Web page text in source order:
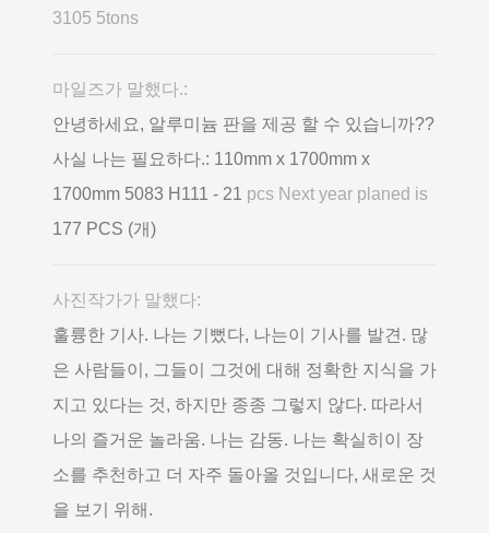
3105 5tons
마일즈가 말했다.:
안녕하세요, 알루미늄 판을 제공 할 수 있습니까??
사실 나는 필요하다.: 110mm x 1700mm x
1700mm 5083 H111 - 21 pcs Next year planed is
177 PCS (개)
사진작가가 말했다:
훌륭한 기사. 나는 기뻤다, 나는이 기사를 발견. 많
은 사람들이, 그들이 그것에 대해 정확한 지식을 가
지고 있다는 것, 하지만 종종 그렇지 않다. 따라서
나의 즐거운 놀라움. 나는 감동. 나는 확실히이 장
소를 추천하고 더 자주 돌아올 것입니다, 새로운 것
을 보기 위해.